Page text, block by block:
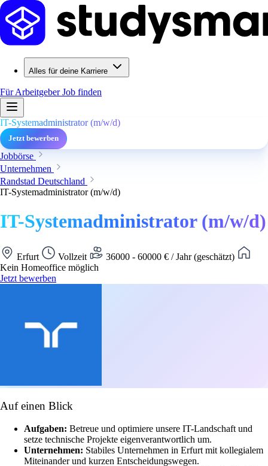
Alles für deine Karriere
Für ArbeitgeberJob finden
IT-Systemadministrator (m/w/d)
Jetzt bewerben
Jobbörse
Unternehmen
Randstad Deutschland
IT-Systemadministrator (m/w/d)
IT-Systemadministrator (m/w/d)
Erfurt Vollzeit
36000 - 60000 € / Jahr (geschätzt)
Kein Homeoffice möglich
Jetzt bewerben
Auf einen Blick
Aufgaben: Betreue und optimiere unsere IT-Landschaft und
setze technische Projekte eigenverantwortlich um.
Unternehmen: Stabiles Unternehmen in Erfurt mit kollegialem
Miteinander und kurzen Entscheidungswegen.